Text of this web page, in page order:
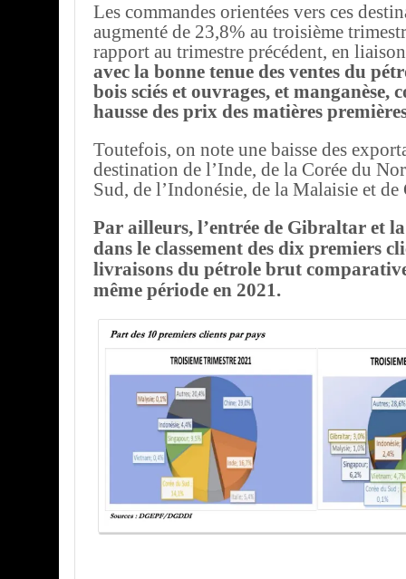
Les commandes orientées vers ces
augmenté de 23,8% au troisième
rapport au trimestre précédent, en
avec la bonne tenue des ventes du
bois sciés et ouvrages, et manganèse,
hausse des prix des matières
Toutefois, on note une baisse des
destination de l’Inde, de la Corée du
Sud, de l’Indonésie, de la Malaisie et de
Par ailleurs, l’entrée de Gibraltar et
dans le classement des dix premiers
livraisons du pétrole brut
même période en 2021.